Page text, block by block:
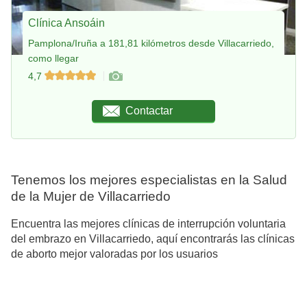
Clínica Ansoáin
Pamplona/Iruña a 181,81 kilómetros desde Villacarriedo,
como llegar
4,7
Contactar
Tenemos los mejores especialistas en la Salud
de la Mujer de Villacarriedo
Encuentra las mejores clínicas de interrupción voluntaria
del embrazo en Villacarriedo, aquí encontrarás las clínicas
de aborto mejor valoradas por los usuarios